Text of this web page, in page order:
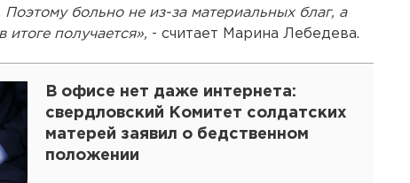
больно не из-за материальных благ, а
итоге получается», - считает Марина Лебедева.
В офисе нет даже интернета:
свердловский Комитет солдатских
матерей заявил о бедственном
положении